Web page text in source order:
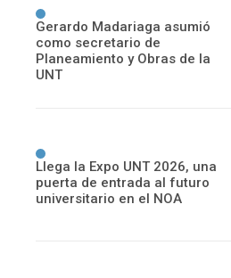
Gerardo Madariaga asumió
como secretario de
Planeamiento y Obras de la
UNT
Llega la Expo UNT 2026, una
puerta de entrada al futuro
universitario en el NOA